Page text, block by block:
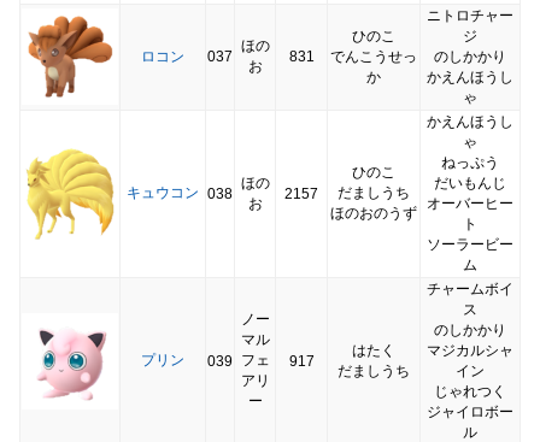
ロコン 037
ほの
お
831
ひのこ
でんこうせっ
か
ニトロチャー
ジ
のしかかり
かえんほうし
ゃ
キュウコン 038
ほの
お
2157
ひのこ
だましうち
ほのおのうず
かえんほうし
ゃ
ねっぷう
だいもんじ
オーバーヒー
ト
ソーラービー
ム
プリン 039
ノー
マル
フェ
アリ
ー
917
はたく
だましうち
チャームボイ
ス
のしかかり
マジカルシャ
イン
じゃれつく
ジャイロボー
ル